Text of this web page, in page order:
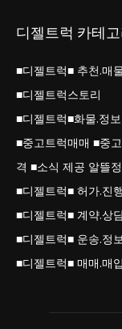
디젤트럭 카테
■디젤트럭■ 추천.매
■디젤트럭스토리
■디젤트럭■화물.정보
■중고트럭매매 ■중
격 ■소식 제공 알뜰
■디젤트럭■ 허가.진행
■디젤트럭■ 계약.상
■디젤트럭■ 운송.정보
■디젤트럭■ 매매.매입